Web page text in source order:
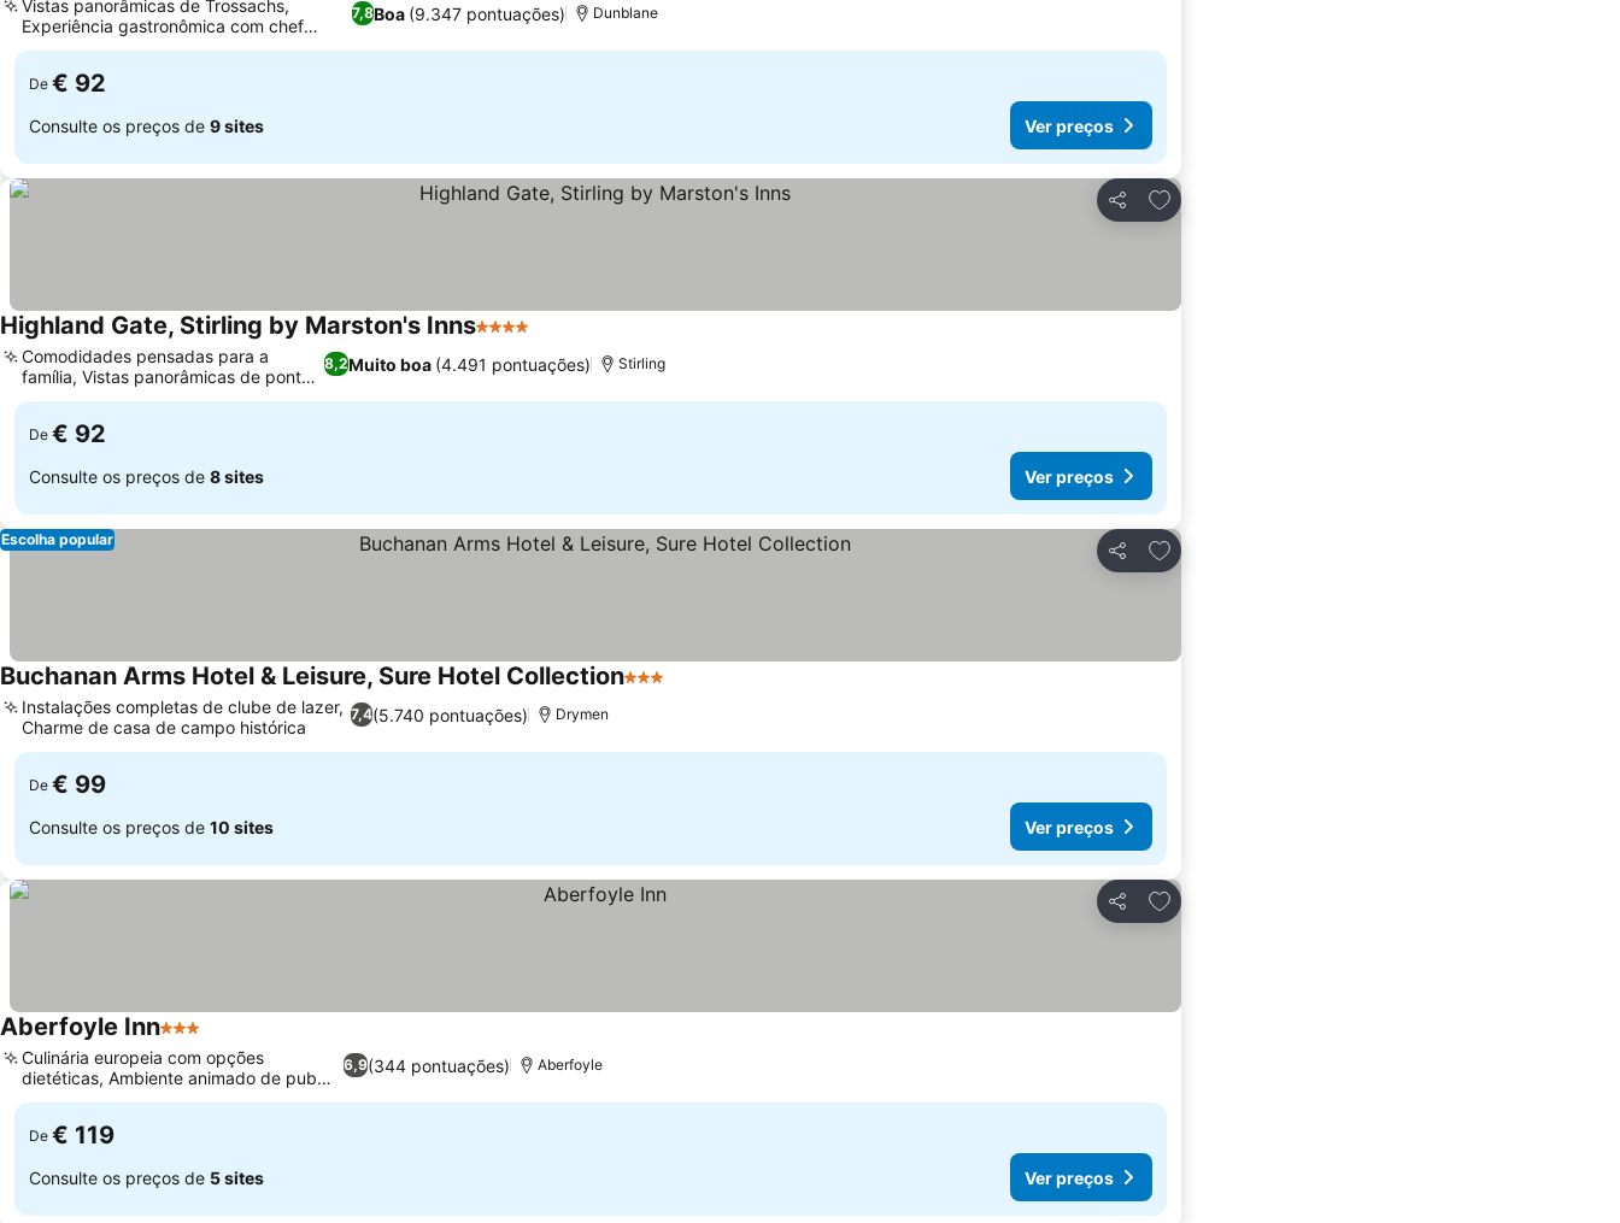
7,8Boa (9.347 pontuações)
Vistas panorâmicas de Trossachs,
Experiência gastronômica com chef
celebridade
Dunblane
De € 92
Consulte os preços de 9 sites Ver preços
Partilhar
Adicionar aos favoritos
Highland Gate, Stirling by Marston's Inns4 Estrelas
8,2Muito boa (4.491 pontuações)
Comodidades pensadas para a
família, Vistas panorâmicas de pontos
turísticos
Stirling
De € 92
Consulte os preços de 8 sites Ver preços
Partilhar
Adicionar aos favoritos
Escolha popular
Buchanan Arms Hotel & Leisure, Sure Hotel Collection3 Estrelas
7,4(5.740 pontuações)
Instalações completas de clube de lazer,
Charme de casa de campo histórica
Drymen
De € 99
Consulte os preços de 10 sites Ver preços
Partilhar
Adicionar aos favoritos
Aberfoyle Inn3 Estrelas
6,9(344 pontuações)
Culinária europeia com opções
dietéticas, Ambiente animado de pub
local
Aberfoyle
De € 119
Consulte os preços de 5 sites Ver preços